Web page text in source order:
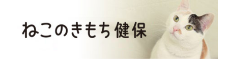
※記事と写真に関連性はありませんので予めご了承ください。